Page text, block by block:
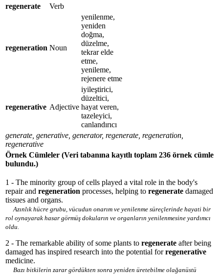
regenerate
Verb
regeneration Noun
yenilenme,
yeniden
doğma,
düzelme,
tekrar elde
etme,
yenileme,
rejenere etme
regenerative Adjective
iyileştirici,
düzeltici,
hayat veren,
tazeleyici,
canlandırıcı
generate, generative, generator, regenerate, regeneration,
regenerative
Örnek Cümleler (Veri tabanına kayıtlı toplam 236 örnek cümle
bulundu.)
1 - The minority group of cells played a vital role in the body's
repair and regeneration processes, helping to regenerate damaged
tissues and organs.
Azınlık hücre grubu, vücudun onarım ve yenilenme süreçlerinde hayati bir
rol oynayarak hasar görmüş dokuların ve organların yenilenmesine yardımcı
oldu.
2 - The remarkable ability of some plants to regenerate after being
damaged has inspired research into the potential forregenerative
medicine.
Bazı bitkilerin zarar gördükten sonra yeniden üretebilme olağanüstü